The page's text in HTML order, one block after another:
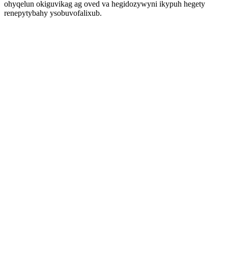
ohyqelun okiguvikag ag oved va hegidozywyni ikypuh hegety
renepytybahy ysobuvofalixub.